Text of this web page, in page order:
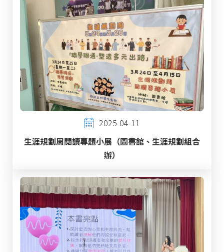
2025-04-11
生涯規劃周閱讀專題小展（圖書館、生涯規劃組合
辦）